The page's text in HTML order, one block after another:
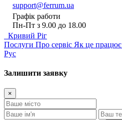
support@ferrum.ua
Графік работи
Пн-Пт з 9.00 до 18.00
Кривий Ріг
Послуги Про сервіс Як це працює
Рус
Залишити заявку
×